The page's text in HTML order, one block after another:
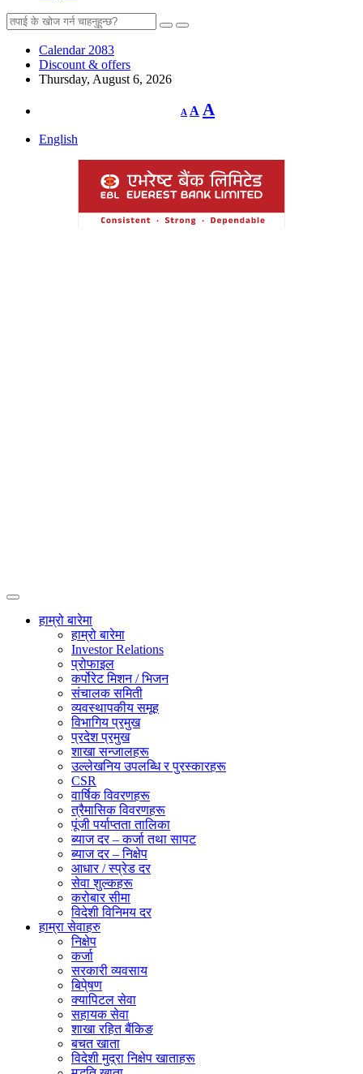
Calendar 2083
Discount & offers
Thursday, August 6, 2026
A
Decrease
font
A Reset
font
A
English
हाम्रो बारेमा
हाम्रो बारेमा
Investor Relations
प्रोफाइल
कर्पोरेट मिशन / भिजन
संचालक समिती
व्यवस्थापकीय समूह
विभागिय प्रमुख
प्रदेश प्रमुख
शाखा सन्जालहरू
उल्लेखनिय उपलब्धि र पुरस्कारहरू
CSR
वार्षिक विवरणहरू
त्रैमासिक विवरणहरू
पूंजी पर्याप्तता तालिका
ब्याज दर – कर्जा तथा सापट
ब्याज दर – निक्षेप
आधार / स्प्रेड दर
सेवा शुल्कहरू
करोबार सीमा
विदेशी विनिमय दर
हाम्रा सेवाहरु
निक्षेप
कर्जा
सरकारी व्यवसाय
बिपे्षण
क्यापिटल सेवा
सहायक सेवा
शाखा रहित बैंकिङ
बचत खाता
विदेशी मुद्रा निक्षेप खाताहरू